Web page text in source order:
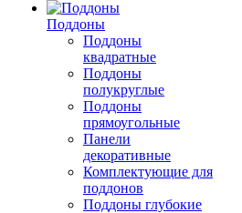
Поддоны
Поддоны
квадратные
Поддоны
полукруглые
Поддоны
прямоугольные
Панели
декоративные
Комплектующие для
поддонов
Поддоны глубокие